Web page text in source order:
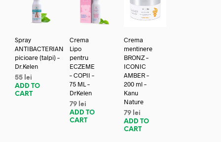
Spray
ANTIBACTERIAN
picioare (talpi) –
Dr.Kelen
55 lei
ADD TO
CART
Crema
Lipo
pentru
ECZEME
– COPII –
75 ML –
DrKelen
79 lei
ADD TO
CART
Crema
mentinere
BRONZ –
ICONIC
AMBER –
200 ml –
Kanu
Nature
79 lei
ADD TO
CART